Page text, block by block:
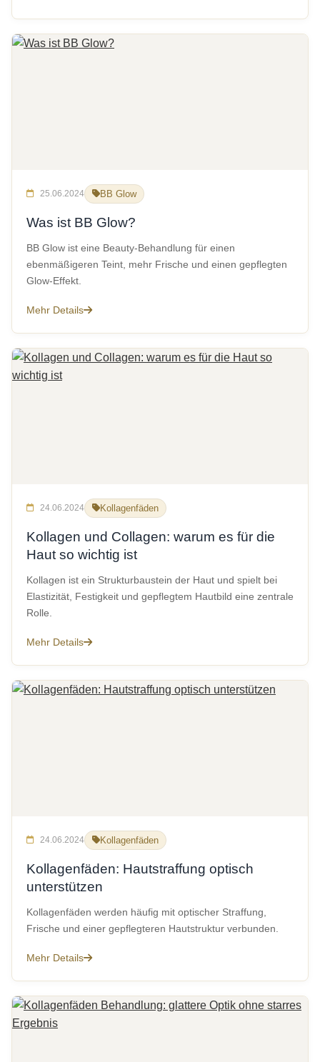
25.06.2024 BB Glow
Was ist BB Glow?
BB Glow ist eine Beauty-Behandlung für einen
ebenmäßigeren Teint, mehr Frische und einen gepflegten
Glow-Effekt.
Mehr Details
24.06.2024 Kollagenfäden
Kollagen und Collagen: warum es für die
Haut so wichtig ist
Kollagen ist ein Strukturbaustein der Haut und spielt bei
Elastizität, Festigkeit und gepflegtem Hautbild eine zentrale
Rolle.
Mehr Details
24.06.2024 Kollagenfäden
Kollagenfäden: Hautstraffung optisch
unterstützen
Kollagenfäden werden häufig mit optischer Straffung,
Frische und einer gepflegteren Hautstruktur verbunden.
Mehr Details